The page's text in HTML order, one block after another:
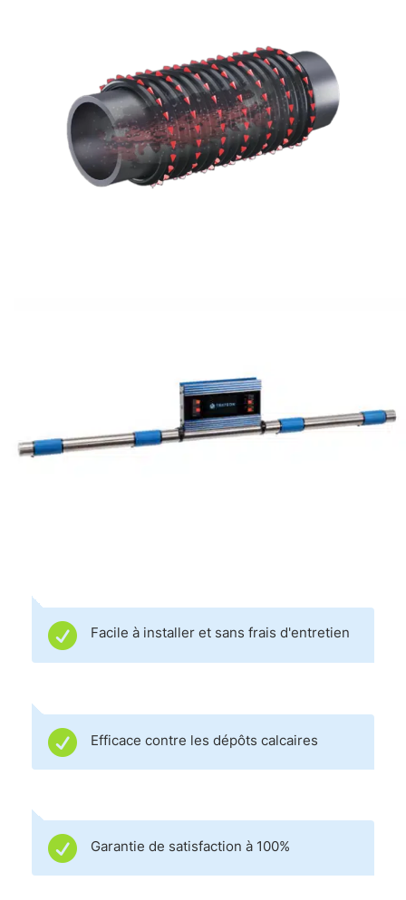
 Facile à installer et sans frais d'entretien
 Efficace contre les dépôts calcaires
 Garantie de satisfaction à 100%